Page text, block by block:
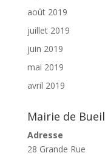
août 2019
juillet 2019
juin 2019
mai 2019
avril 2019
Mairie de Bueil
Adresse
28 Grande Rue